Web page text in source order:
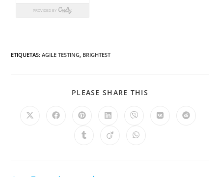
ETIQUETAS:AGILE TESTING, BRIGHTEST
PLEASE SHARE THIS